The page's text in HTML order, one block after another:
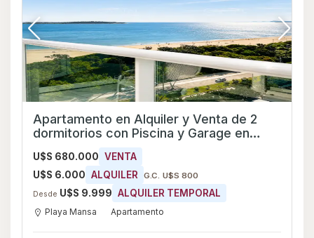
Apartamento en Alquiler y Venta de 2
dormitorios con Piscina y Garage en
Playa Mansa, Maldonado
U$S 680.000 VENTA
U$S 6.000 ALQUILER
G.C. U$S 800
Desde U$S 9.999 ALQUILER TEMPORAL
Playa Mansa Apartamento